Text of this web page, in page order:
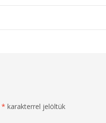
* karakterrel jelöltük